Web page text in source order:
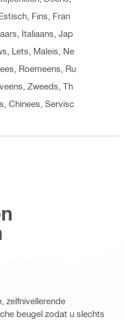
Fins, Fran
Italiaans, Jap
Lets, Maleis, Ne
Roemeens, Ru
Zweeds, Th
Chinees, Servisc
zelfnivellerende
beugel zodat u slechts